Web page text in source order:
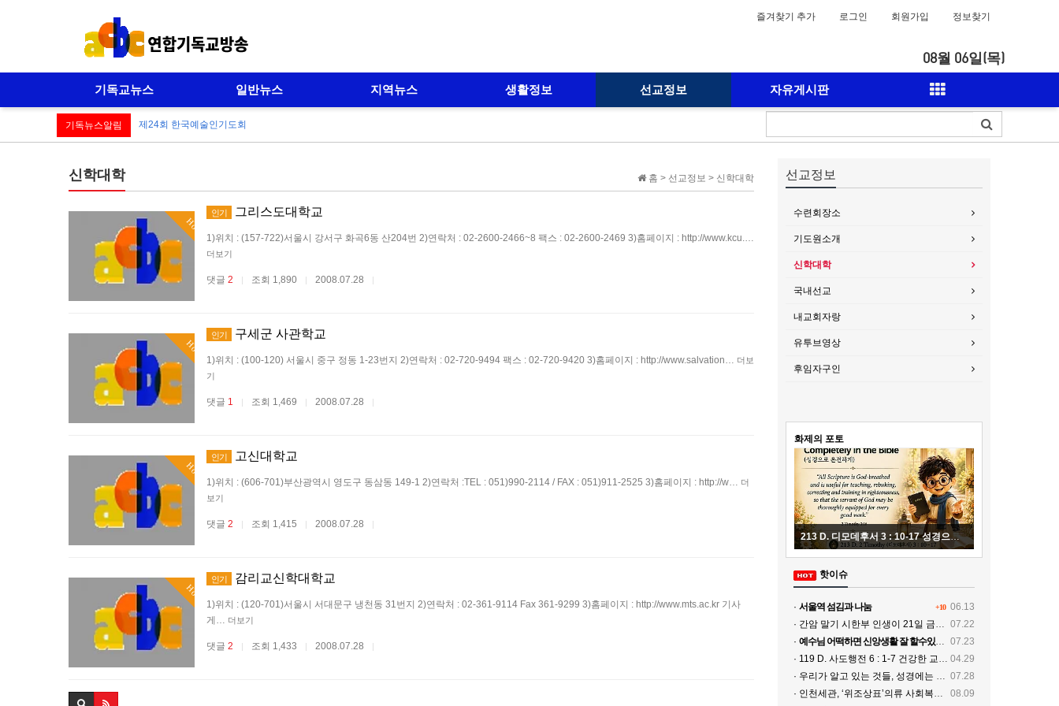
즐겨찾기 추가 로그인 회원가입 정보찾기
08월 06일(목)
기독교뉴스 일반뉴스 지역뉴스 생활정보 선교정보 자유게시판
기독뉴스알림 제24회 한국예술인기도회
홈 > 선교정보 > 신학대학
신학대학
Hot
인기 그리스도대학교
1)위치 : (157-722)서울시 강서구 화곡6동 산204번 2)연락처 : 02-2600-2466~8 팩스 : 02-2600-2469 3)홈페이지 : http://www.kcu.…
더보기
댓글 2 | 조회 1,890 | 2008.07.28 |
Hot
인기 구세군 사관학교
1)위치 : (100-120) 서울시 중구 정동 1-23번지 2)연락처 : 02-720-9494 팩스 : 02-720-9420 3)홈페이지 : http://www.salvation… 더보
기
댓글 1 | 조회 1,469 | 2008.07.28 |
Hot
인기 고신대학교
1)위치 : (606-701)부산광역시 영도구 동삼동 149-1 2)연락처 :TEL : 051)990-2114 / FAX : 051)911-2525 3)홈페이지 : http://w… 더
보기
댓글 2 | 조회 1,415 | 2008.07.28 |
Hot
인기 감리교신학대학교
1)위치 : (120-701)서울시 서대문구 냉천동 31번지 2)연락처 : 02-361-9114 Fax 361-9299 3)홈페이지 : http://www.mts.ac.kr 기사
게… 더보기
댓글 2 | 조회 1,433 | 2008.07.28 |
선교정보
수련회장소
기도원소개
신학대학
국내선교
내교회자랑
유투브영상
후임자구인
화제의 포토
213 D. 디모데후서 3 : 10-17 성경으로 온전하게 20260801
핫이슈
+10 06.13
· 서울역 섬김과 나눔
07.22
· 간암 말기 시한부 인생이 21일 금식기도로 치유
07.23
· 예수님 어떡하면 신앙생활 잘 할수있나요
04.29
· 119 D. 사도행전 6 : 1-7 건강한 교회, 전파되는 복음 20260429
07.28
· 우리가 알고 있는 것들, 성경에는 없다…
08.09
· 인천세관, ‘위조상표’의류 사회복지시설에 기증